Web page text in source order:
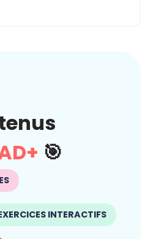
🎯
INTERACTIFS